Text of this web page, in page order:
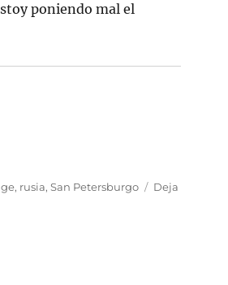
poniendo mal el
, rusia,San Petersburgo
Deja